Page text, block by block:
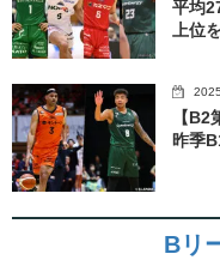
平均
上位
【
昨季
Bリ